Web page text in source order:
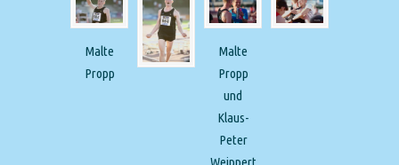
Malte
Propp
Malte
Propp
und
Klaus-
Peter